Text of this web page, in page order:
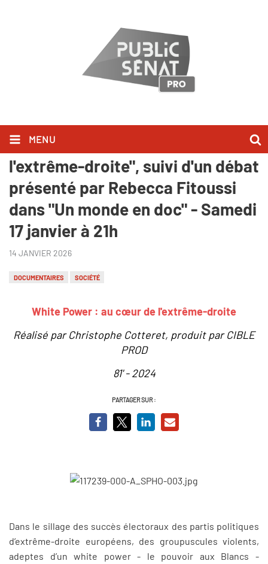
MENU
"White Power : au cœur de
l'extrême-droite", suivi d'un débat
présenté par Rebecca Fitoussi
dans "Un monde en doc" - Samedi
17 janvier à 21h
14 JANVIER 2026
DOCUMENTAIRES SOCIÉTÉ
White Power : au cœur de l'extrême-droite
Réalisé par Christophe Cotteret, produit par CIBLE
PROD
81' - 2024
PARTAGER SUR :
Dans le sillage des succès électoraux des partis politiques
d’extrême-droite européens, des groupuscules violents,
adeptes d’un white power - le pouvoir aux Blancs -